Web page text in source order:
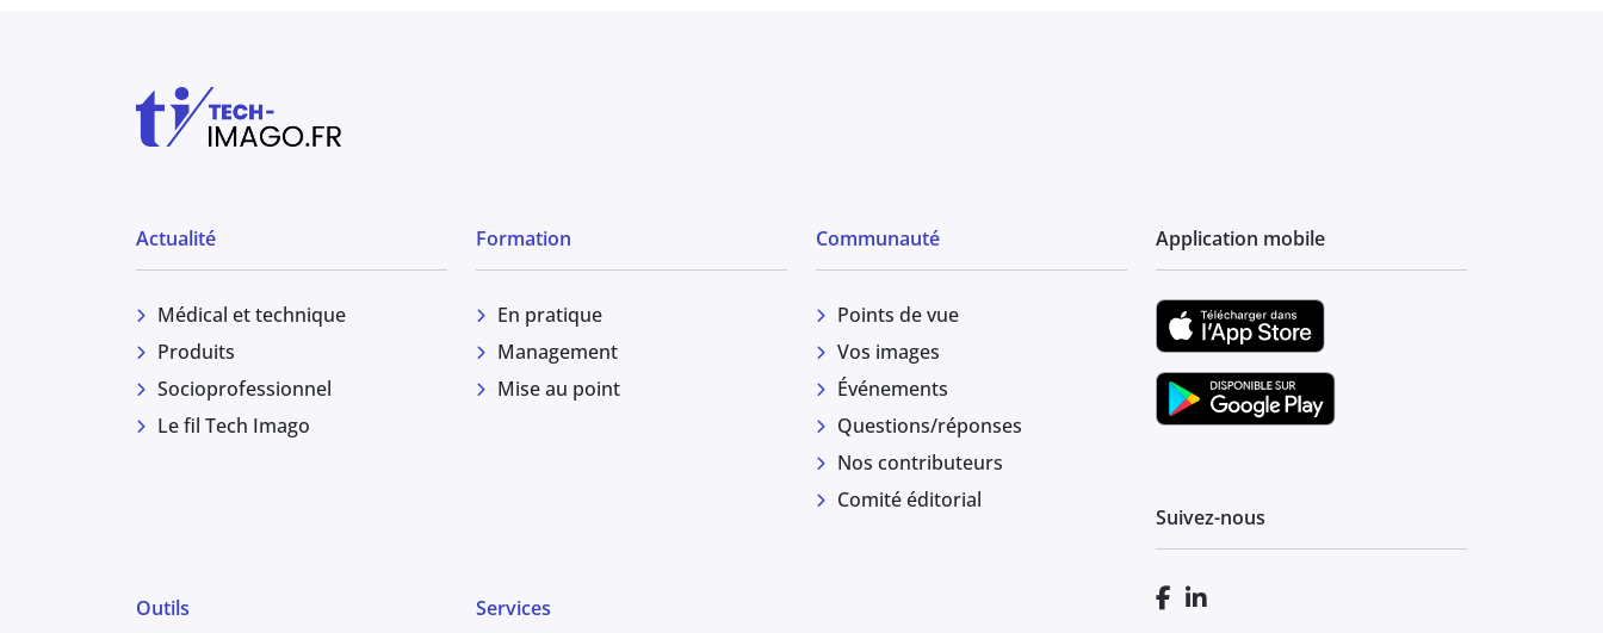
Actualité
Médical et technique
Produits
Socioprofessionnel
Le fil Tech Imago
Formation
En pratique
Management
Mise au point
Communauté
Points de vue
Vos images
Événements
Questions/réponses
Nos contributeurs
Comité éditorial
Outils Services
Application mobile
Suivez-nous